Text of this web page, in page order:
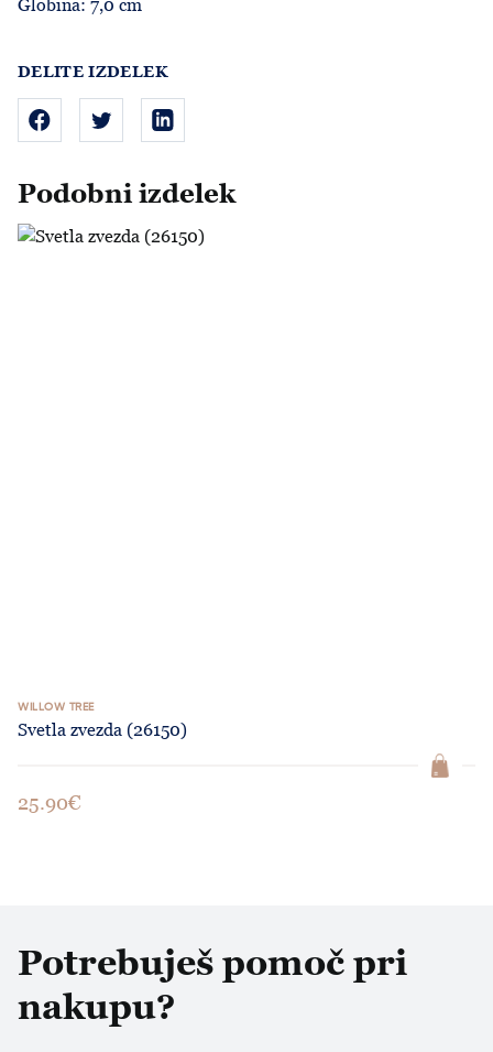
DELITE IZDELEK
Globina: 7,0 cm
Podobni izdelek
Svetla zvezda (26150)
WILLOW TREE
Svetla zvezda (26150)
25.90€
Potrebuješ pomoč pri
nakupu?